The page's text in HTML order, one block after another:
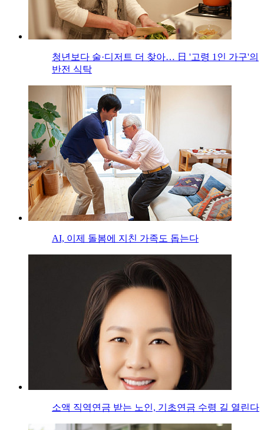
청년보다 술·디저트 더 찾아… 日 '고령 1인 가구'의
반전 식탁
AI, 이제 돌봄에 지친 가족도 돕는다
소액 직역연금 받는 노인, 기초연금 수령 길 열린다